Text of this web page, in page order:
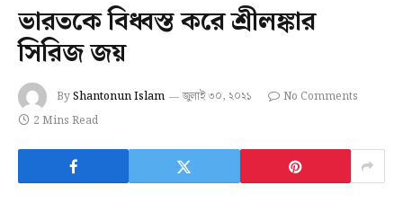
ভারতকে বিধ্বস্ত করে শ্রীলঙ্কার
সিরিজ জয়
ByShantonun Islam জুলাই ৩০, ২০২১
No Comments
2 Mins Read